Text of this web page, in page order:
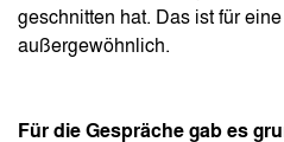
geschnitten hat. Das ist für
außergewöhnlich.
Für die Gespräche gab es